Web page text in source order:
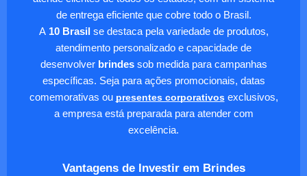
de entrega eficiente que cobre todo o Brasil.
A10 Brasilse destaca pela variedade de produtos,
atendimento personalizado e capacidade de
desenvolver brindessob medida para campanhas
específicas. Seja para ações promocionais, datas
comemorativas ou presentes corporativosexclusivos,
a empresa está preparada para atender com
excelência.
Vantagens de Investir em Brindes